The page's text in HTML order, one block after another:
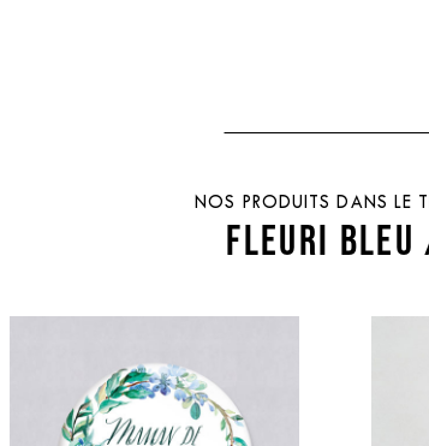
NOS PRODUITS DANS LE
FLEURI